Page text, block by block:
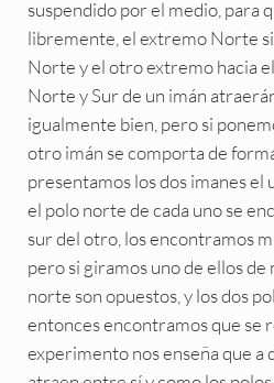
suspendido por el medio, para
libremente, el extremo Norte
Norte y el otro extremo hacia
Norte y Sur de un imán
igualmente bien, pero si
otro imán se comporta de
presentamos los dos imanes el
el polo norte de cada uno se
sur del otro, los encontramos
pero si giramos uno de ellos de
norte son opuestos, y los dos
entonces encontramos que se
experimento nos enseña que a